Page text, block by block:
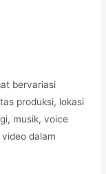
bervariasi
produksi, lokasi
musik, voice
dalam